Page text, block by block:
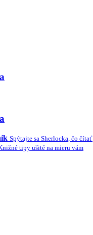
Spýtajte sa Sherlocka, čo čítať
tipy ušité na mieru vám